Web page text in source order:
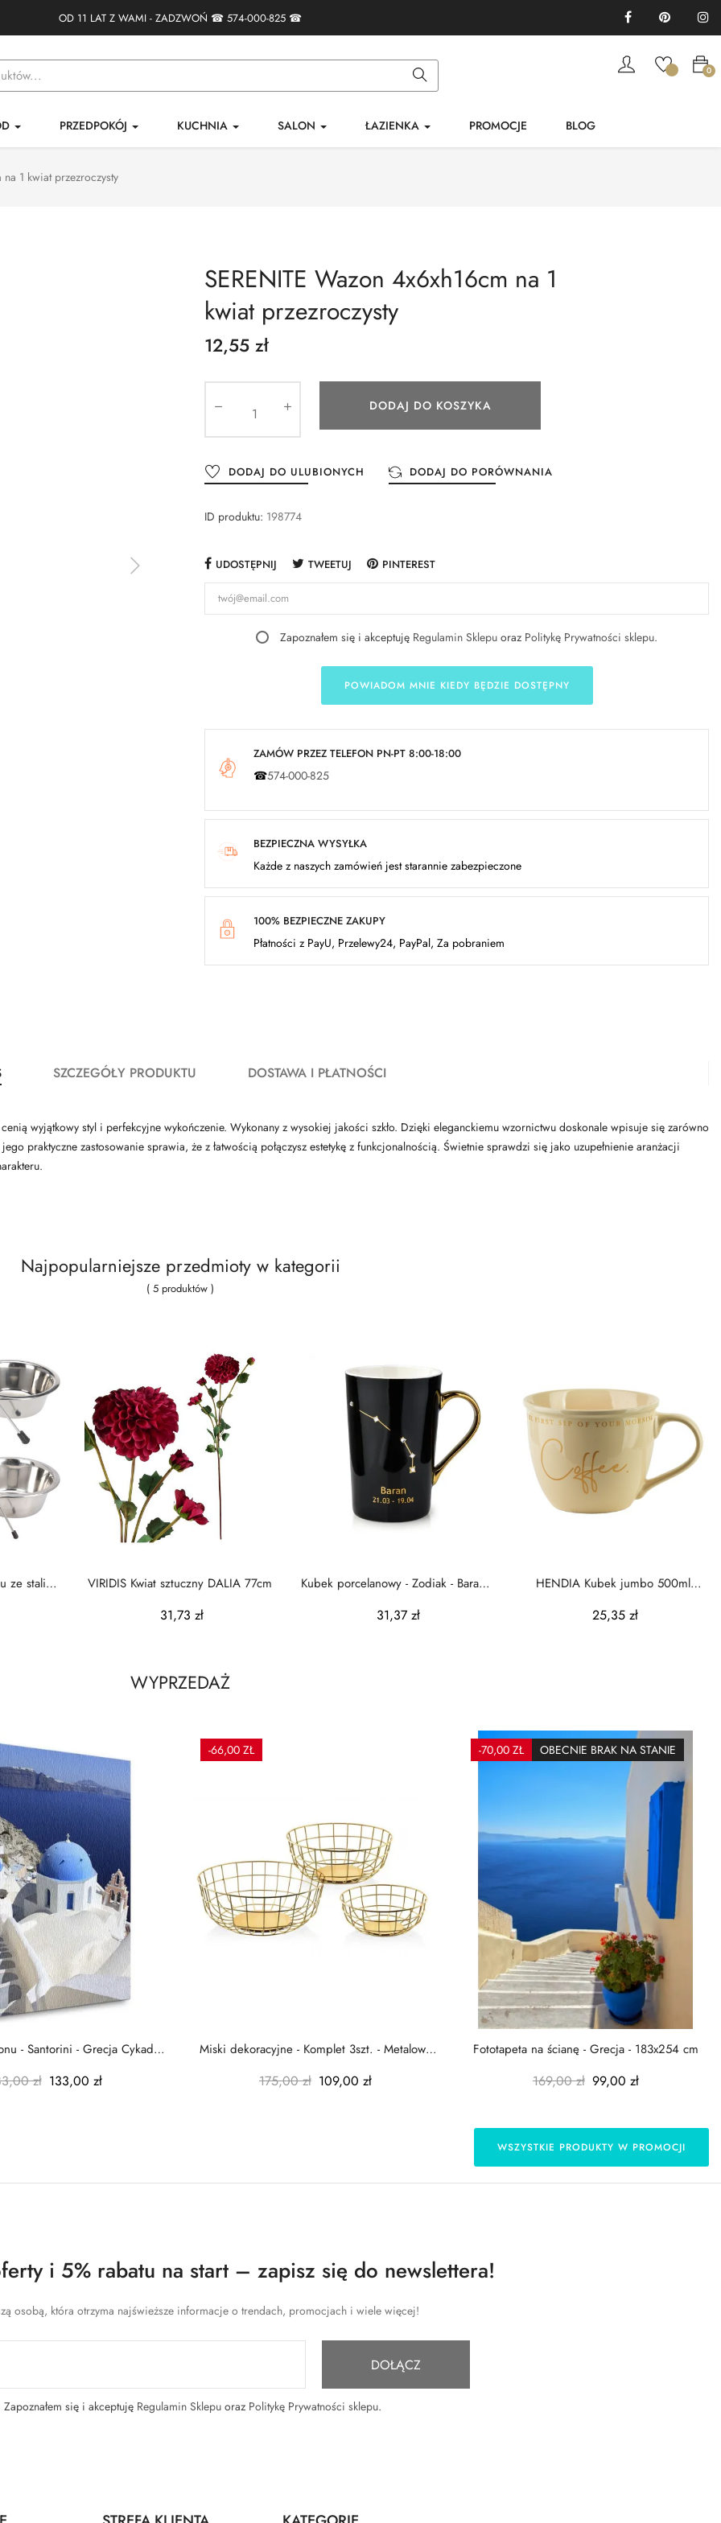
OD 11 LAT Z WAMI - ZADZWOŃ ☎ 574-000-825 ☎ FacebookPinterest
0
PRZEDPOKÓJ KUCHNIA SALON ŁAZIENKA PROMOCJE BLOG
1 kwiat przezroczysty
SERENITE Wazon 4x6xh16cm na 1
kwiat przezroczysty
12,55 zł
DODAJ DO KOSZYKA
DODAJ DO ULUBIONYCH DODAJ DO PORÓWNANIA
ID produktu: 198774
UDOSTĘPNIJ TWEETUJ PINTEREST
Zapoznałem się i akceptuję Regulamin Sklepu oraz Politykę Prywatności sklepu.
POWIADOM MNIE KIEDY BĘDZIE DOSTĘPNY
ZAMÓW PRZEZ TELEFON PN-PT 8:00-18:00
☎574-000-825
BEZPIECZNA WYSYŁKA
Każde z naszych zamówień jest starannie zabezpieczone
100% BEZPIECZNE ZAKUPY
Płatności z PayU, Przelewy24, PayPal, Za pobraniem
SZCZEGÓŁY PRODUKTU DOSTAWA I PŁATNOŚCI
wyjątkowy styl i perfekcyjne wykończenie. Wykonany z wysokiej jakości szkło. Dzięki eleganckiemu wzornictwu doskonale wpisuje się zarówno
praktyczne zastosowanie sprawia, że z łatwością połączysz estetykę z funkcjonalnością. Świetnie sprawdzi się jako uzupełnienie aranżacji
Najpopularniejsze przedmioty w kategorii
( 5 produktów )
ze stali
VIRIDIS Kwiat sztuczny DALIA 77cm
31,73 zł
Kubek porcelanowy - Zodiak - Baran -
31,37 zł
HENDIA Kubek jumbo 500ml
25,35 zł
WYPRZEDAŻ
- Santorini - Grecja Cykady
zł 133,00 zł
-66,00 ZŁ
Miski dekoracyjne - Komplet 3szt. - Metalowe
175,00 zł 109,00 zł
-70,00 ZŁ OBECNIE BRAK NA STANIE
Fototapeta na ścianę - Grecja - 183x254 cm
169,00 zł 99,00 zł
WSZYSTKIE PRODUKTY W PROMOCJI
i 5% rabatu na start – zapisz się do newslettera!
osobą, która otrzyma najświeższe informacje o trendach, promocjach i wiele więcej!
DOŁĄCZ
Zapoznałem się i akceptuję Regulamin Sklepuoraz Politykę Prywatności sklepu.